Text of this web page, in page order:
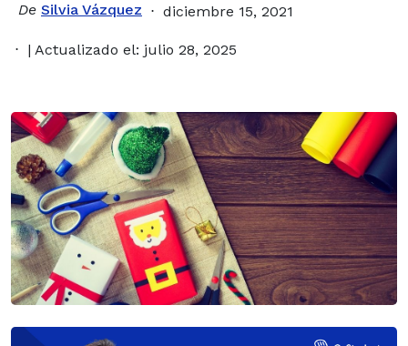
De Silvia Vázquez diciembre 15, 2021
| Actualizado el: julio 28, 2025